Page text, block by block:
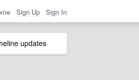
Sign Up Sign In
updates